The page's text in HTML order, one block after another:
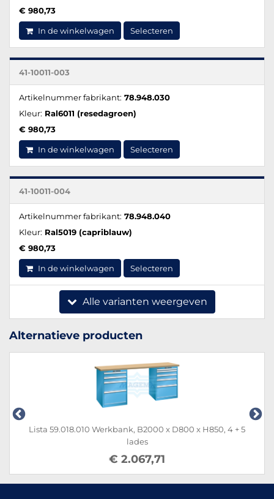
€ 980,73
In de winkelwagen Selecteren
41-10011-003
Artikelnummer fabrikant: 78.948.030
Kleur: Ral6011 (resedagroen)
€ 980,73
In de winkelwagen Selecteren
41-10011-004
Artikelnummer fabrikant: 78.948.040
Kleur: Ral5019 (capriblauw)
€ 980,73
In de winkelwagen Selecteren
Alle varianten weergeven
Alternatieve producten
Lista 59.018.010 Werkbank, B2000 x D800 x H850, 4 + 5
lades
€ 2.067,71